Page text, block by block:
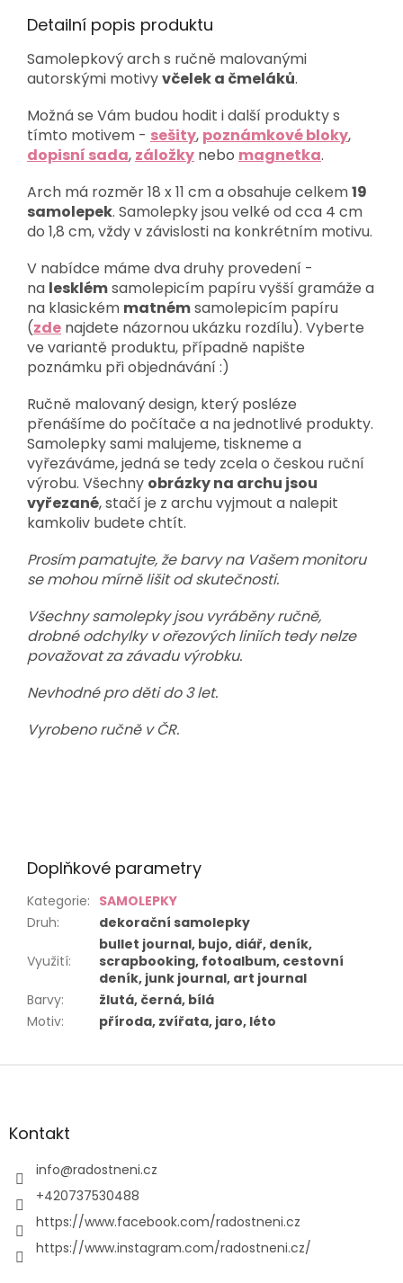
Detailní popis produktu
Samolepkový arch s ručně malovanými
autorskými motivyvčelek a čmeláků.
Možná se Vám budou hodit i další produkty s
tímto motivem - sešity, poznámkové bloky,
dopisní sada, záložky nebo magnetka.
Arch má rozměr 18 x 11 cm a obsahuje celkem19
samolepek. Samolepky jsou velké od cca 4 cm
do 1,8 cm, vždy v závislosti na konkrétním motivu.
V nabídce máme dva druhy provedení -
na lesklémsamolepicím papíru vyšší gramáže a
na klasickém matnémsamolepicím papíru
(zde najdete názornou ukázku rozdílu). Vyberte
ve variantě produktu, případně napište
poznámku při objednávání :)
Ručně malovaný design, který posléze
přenášíme do počítače a na jednotlivé produkty.
Samolepky sami malujeme, tiskneme a
vyřezáváme, jedná se tedy zcela o českou ruční
výrobu. Všechny obrázky na archu jsou
vyřezané, stačí je z archu vyjmout a nalepit
kamkoliv budete chtít.
Prosím pamatujte, že barvy na Vašem monitoru
se mohou mírně lišit od skutečnosti.
Všechny samolepky jsou vyráběny ručně,
drobné odchylky v ořezových liniích tedy nelze
považovat za závadu výrobku.
Nevhodné pro děti do 3 let.
Vyrobeno ručně v ČR.
Doplňkové parametry
Kategorie: SAMOLEPKY
Druh: dekorační samolepky
Využití:
bullet journal, bujo, diář, deník,
scrapbooking, fotoalbum, cestovní
deník, junk journal, art journal
Barvy:
žlutá, černá, bílá
Motiv: příroda, zvířata, jaro, léto
Z
aKontakt
info@radostneni.cz
+420737530488
https://www.facebook.com/radostneni.cz
https://www.instagram.com/radostneni.cz/